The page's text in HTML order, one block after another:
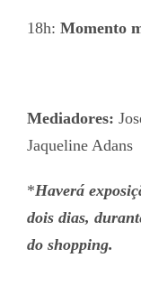
18h: Momento
Mediadores:
Jaqueline Adans
*Haverá
dois dias,
do shopping.